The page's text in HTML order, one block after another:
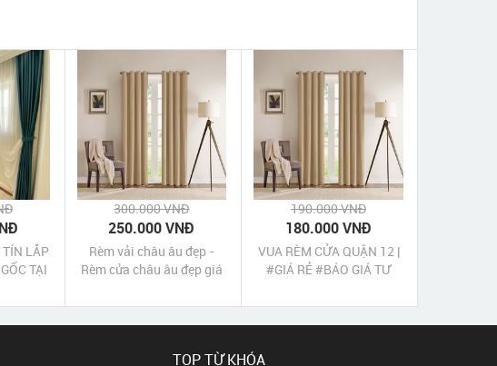
TÍN LẮP
TẠI
300.000 VNĐ
250.000 VNĐ
Rèm vải châu âu đẹp -
Rèm cửa châu âu đẹp giá
190.000 VNĐ
180.000 VNĐ
VUA RÈM CỬA QUẬN 12 |
#GIÁ RẺ #BÁO GIÁ TƯ
TOP TỪ KHÓA